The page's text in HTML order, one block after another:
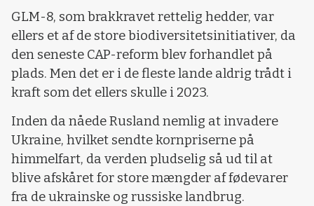
GLM-8, som brakkravet rettelig hedder, var
ellers et af de store biodiversitetsinitiativer, da
den seneste CAP-reform blev forhandlet på
plads. Men det er i de fleste lande aldrig trådt i
kraft som det ellers skulle i 2023.
Inden da nåede Rusland nemlig at invadere
Ukraine, hvilket sendte kornpriserne på
himmelfart, da verden pludselig så ud til at
blive afskåret for store mængder af fødevarer
fra de ukrainske og russiske landbrug.